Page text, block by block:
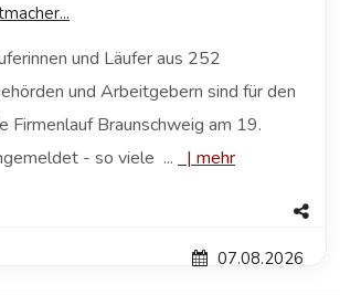
und Läufer aus 252
und Arbeitgebern sind für den
Firmenlauf Braunschweig am 19.
- so viele ...
| mehr
07.08.2026